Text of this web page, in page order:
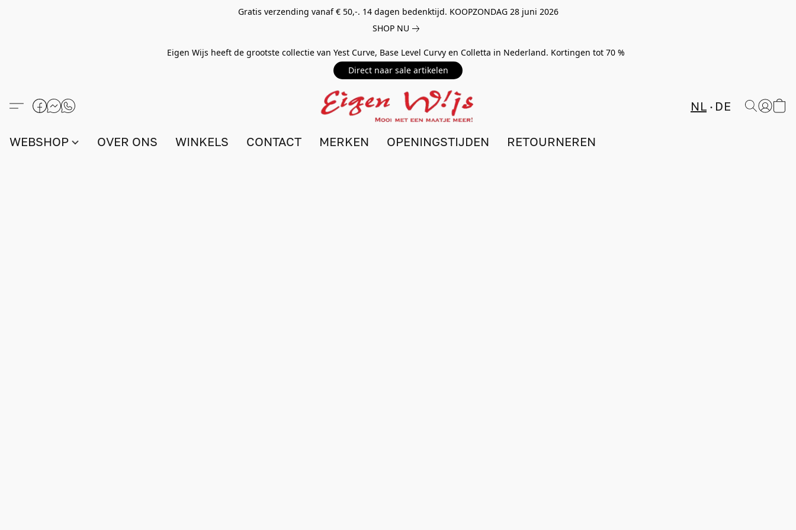
Gratis verzending vanaf € 50,-. 14 dagen bedenktijd. KOOPZONDAG 28 juni 2026
SHOP NU
Eigen Wijs heeft de grootste collectie van Yest Curve, Base Level Curvy en Colletta in Nederland. Kortingen tot 70 %
Direct naar sale artikelen
NL DE
WEBSHOP OVER ONS WINKELS CONTACT MERKEN OPENINGSTIJDEN RETOURNEREN